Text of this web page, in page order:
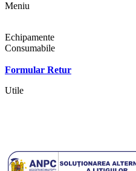
Meniu
Echipamente
Consumabile
Formular Retur
Utile